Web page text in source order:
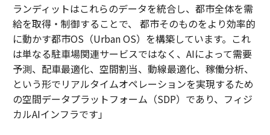
ランディットはこれらのデータを統合し、都市全体を需
給を取得・制御することで、 都市そのものをより効率的
に動かす都市OS（Urban OS）を構築しています。これ
は単なる駐車場関連サービスではなく、AIによって需要
予測、配車最適化、空間割当、動線最適化、稼働分析、
という形でリアルタイムオペレーションを実現するため
の空間データプラットフォーム（SDP）であり、フィジ
カルAIインフラです」